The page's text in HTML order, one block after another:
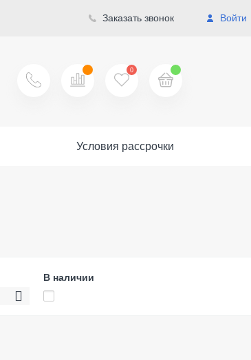
Заказать звонок Войти
0
Условия рассрочки
В наличии